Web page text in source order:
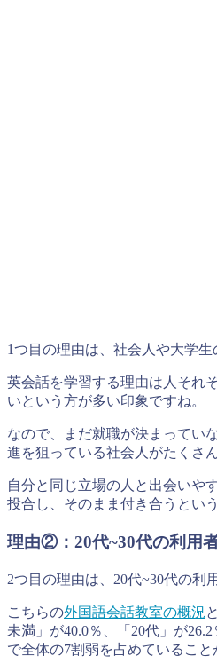
1つ目の理由は、社会人や大学生
英会話を学習する理由は人それ
いという方が多い印象ですね。
なので、まだ就職が決まってい
進を狙っている社会人がたくさ
自分と同じ立場の人と出会いや
投合し、そのまま付き合うとい
理由②：20代~30代の利用
2つ目の理由は、20代~30代の利
こちらの外国語会話教室の概況
未満」が40.0％、「20代」が
で全体の7割弱を占めていること